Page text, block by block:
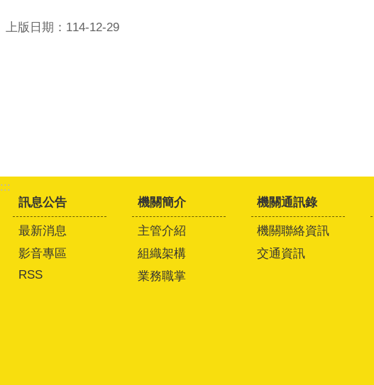
上版日期：114-12-29
:::
訊息公告
最新消息
影音專區
RSS
機關簡介
主管介紹
組織架構
業務職掌
機關通訊錄
機關聯絡資訊
交通資訊